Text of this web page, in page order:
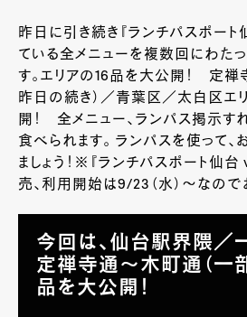
昨日に引き続き『ランチパスポート
ている全メニューを複数回にわたっ
す。エリアの16品を大公開！ 定禅
昨日の続き）／青葉区／太白区エ
開！ 全メニュー、ランパス掲示す
食べられます。 ランパスを使って、
ましょう！ ※『ランチパスポート仙台
売、利用開始は9/23（水）〜なので
今回は、仙台駅界隈／
定禅寺通～木町通（一
品を大公開！